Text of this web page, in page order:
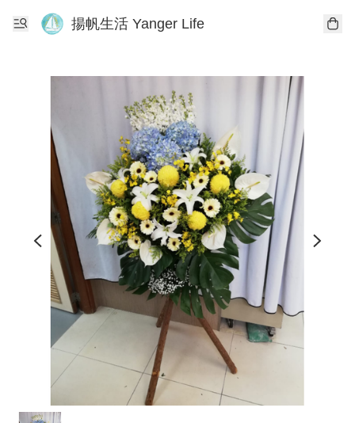
揚帆生活 Yanger Life